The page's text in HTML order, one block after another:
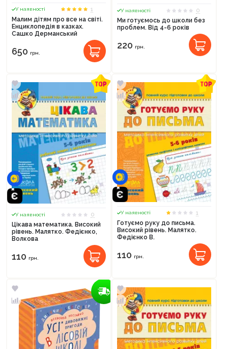
У наявності
1
Малим дітям про все на світі.
Енциклопедія в казках.
Сашко Дерманський
650 грн.
У наявності
0
Ми готуємось до школи без
проблем. Від 4-6 років
220 грн.
У наявності
0
Цікава математика. Високий
рівень. Малятко. Федієнко,
Волкова
110 грн.
У наявності
1
Готуємо руку до письма.
Високий рівень. Малятко.
Федієнко В.
110 грн.